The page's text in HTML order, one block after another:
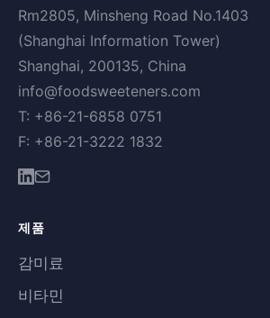
Rm2805, Minsheng Road No.1403
(Shanghai Information Tower)
Shanghai, 200135, China
info@foodsweeteners.com
T: +86-21-6858 0751
F: +86-21-3222 1832
제품
감미료
비타민